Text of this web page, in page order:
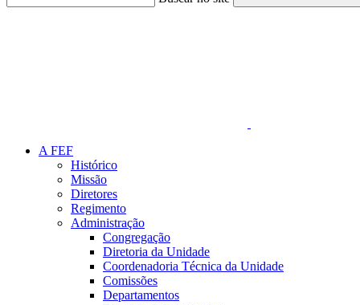
A FEF
Histórico
Missão
Diretores
Regimento
Administração
Congregação
Diretoria da Unidade
Coordenadoria Técnica da Unidade
Comissões
Departamentos